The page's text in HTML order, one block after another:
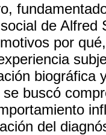
de Alfred
por
biográfica
buscó
del